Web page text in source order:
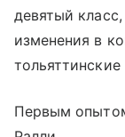
девятый
изменения в
Первым